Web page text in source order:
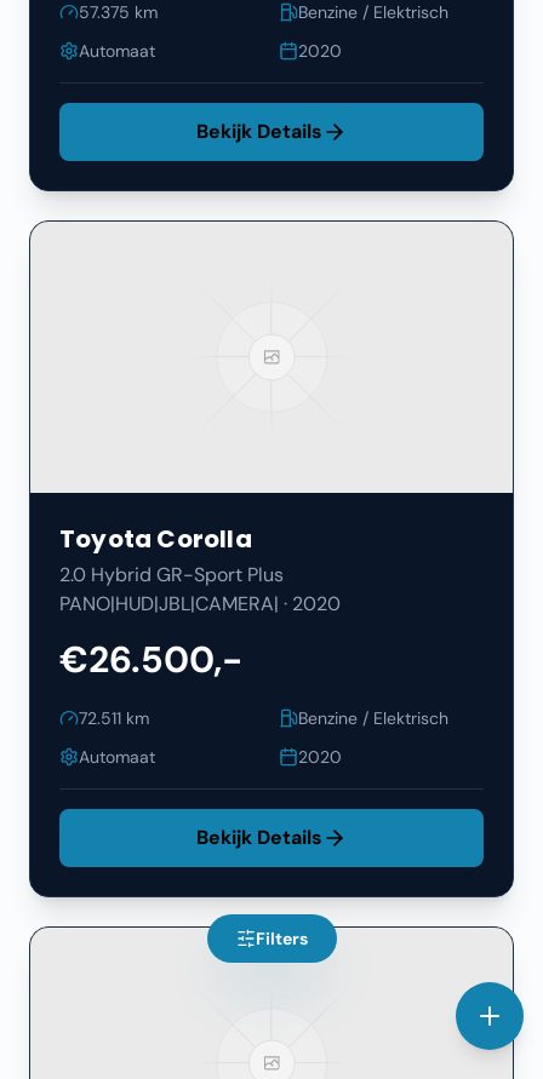
57.375 km
Benzine / Elektrisch
Automaat
2020
Bekijk Details
Toyota Corolla
2.0 Hybrid GR-Sport Plus
PANO|HUD|JBL|CAMERA| · 2020
€26.500,-
72.511 km
Benzine / Elektrisch
Automaat
2020
Bekijk Details
Filters